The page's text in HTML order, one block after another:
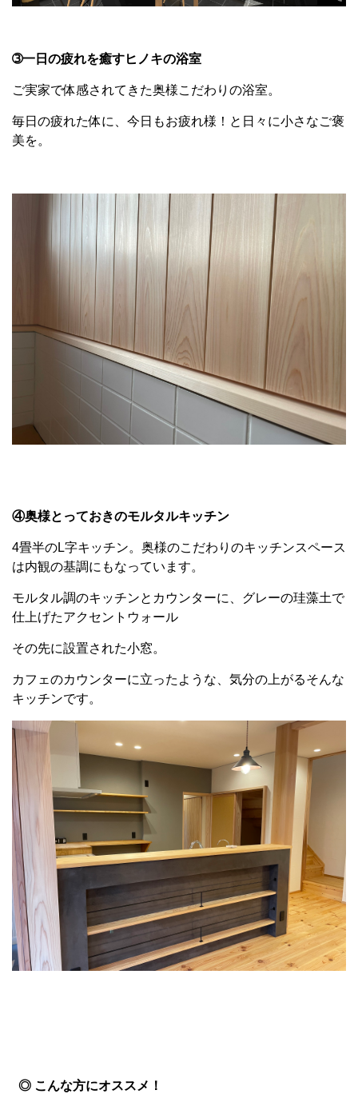
➂一日の疲れを癒すヒノキの浴室
ご実家で体感されてきた奥様こだわりの浴室。
毎日の疲れた体に、今日もお疲れ様！と日々に小さなご褒
美を。
④奥様とっておきのモルタルキッチン
4畳半のL字キッチン。奥様のこだわりのキッチンスペース
は内観の基調にもなっています。
モルタル調のキッチンとカウンターに、グレーの珪藻土で
仕上げたアクセントウォール
その先に設置された小窓。
カフェのカウンターに立ったような、気分の上がるそんな
キッチンです。
◎ こんな方にオススメ！